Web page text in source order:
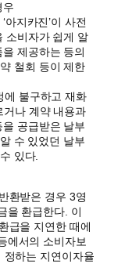
우
지카진’이 사전
소비자가 쉽게 알
제공하는 등의
철회 등이 제한
불구하고 재화
거나 계약 내용과
공급받은 날부
수 있었던 날부
있다.
환받은 경우 3영
을 환급한다. 이
급을 지연한 때에
에서의 소비자보
정하는 지연이자율